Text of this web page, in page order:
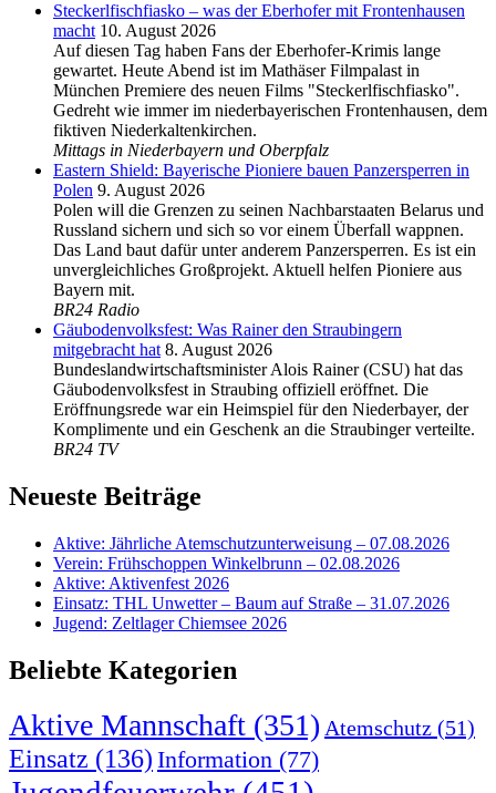
Steckerlfischfiasko – was der Eberhofer mit Frontenhausen
macht 10. August 2026
Auf diesen Tag haben Fans der Eberhofer-Krimis lange
gewartet. Heute Abend ist im Mathäser Filmpalast in
München Premiere des neuen Films "Steckerlfischfiasko".
Gedreht wie immer im niederbayerischen Frontenhausen, dem
fiktiven Niederkaltenkirchen.
Mittags in Niederbayern und Oberpfalz
Eastern Shield: Bayerische Pioniere bauen Panzersperren in
Polen 9. August 2026
Polen will die Grenzen zu seinen Nachbarstaaten Belarus und
Russland sichern und sich so vor einem Überfall wappnen.
Das Land baut dafür unter anderem Panzersperren. Es ist ein
unvergleichliches Großprojekt. Aktuell helfen Pioniere aus
Bayern mit.
BR24 Radio
Gäubodenvolksfest: Was Rainer den Straubingern
mitgebracht hat 8. August 2026
Bundeslandwirtschaftsminister Alois Rainer (CSU) hat das
Gäubodenvolksfest in Straubing offiziell eröffnet. Die
Eröffnungsrede war ein Heimspiel für den Niederbayer, der
Komplimente und ein Geschenk an die Straubinger verteilte.
BR24 TV
Neueste Beiträge
Aktive: Jährliche Atemschutzunterweisung – 07.08.2026
Verein: Frühschoppen Winkelbrunn – 02.08.2026
Aktive: Aktivenfest 2026
Einsatz: THL Unwetter – Baum auf Straße – 31.07.2026
Jugend: Zeltlager Chiemsee 2026
Beliebte Kategorien
Aktive Mannschaft (351) Atemschutz (51)
Einsatz (136) Information (77)